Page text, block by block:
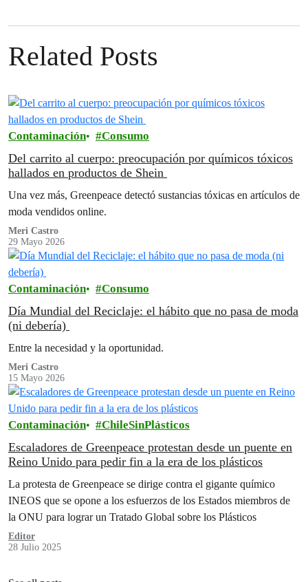
Related Posts
Contaminación Consumo
Del carrito al cuerpo: preocupación por químicos tóxicos
hallados en productos de Shein
Una vez más, Greenpeace detectó sustancias tóxicas en artículos de
moda vendidos online.
Meri Castro
29 Mayo 2026
Contaminación Consumo
Día Mundial del Reciclaje: el hábito que no pasa de moda
(ni debería)
Entre la necesidad y la oportunidad.
Meri Castro
15 Mayo 2026
Contaminación ChileSinPlásticos
Escaladores de Greenpeace protestan desde un puente en
Reino Unido para pedir fin a la era de los plásticos
La protesta de Greenpeace se dirige contra el gigante químico
INEOS que se opone a los esfuerzos de los Estados miembros de
la ONU para lograr un Tratado Global sobre los Plásticos
Editor
28 Julio 2025